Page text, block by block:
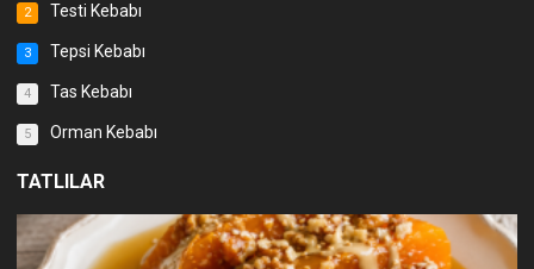
2 Testi Kebabı
3 Tepsi Kebabı
4 Tas Kebabı
5 Orman Kebabı
TATLILAR